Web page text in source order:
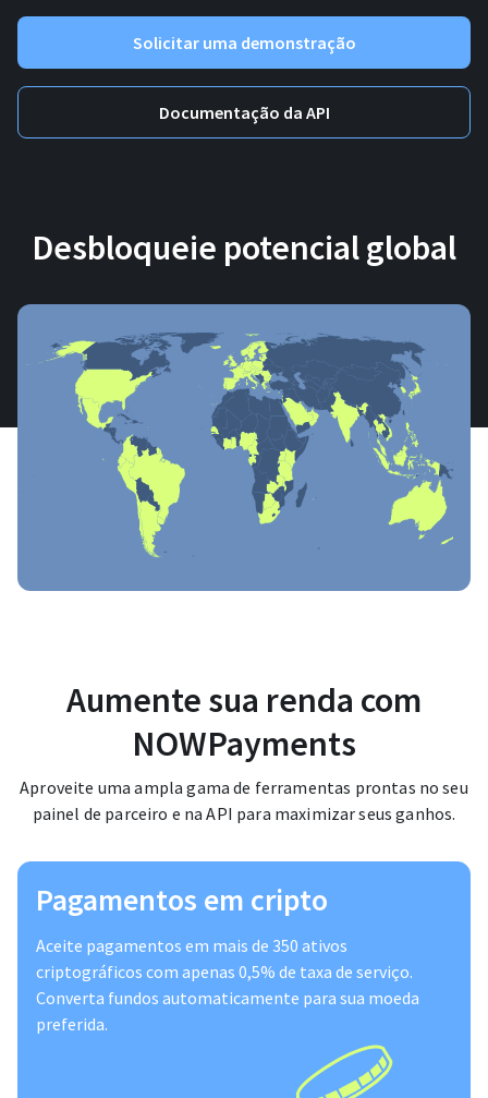
Solicitar uma demonstração
Documentação da API
Desbloqueie potencial global
Aumente sua renda com
NOWPayments
Aproveite uma ampla gama de ferramentas prontas no seu
painel de parceiro e na API para maximizar seus ganhos.
Pagamentos em cripto
Aceite pagamentos em mais de 350 ativos
criptográficos com apenas 0,5% de taxa de serviço.
Converta fundos automaticamente para sua moeda
preferida.